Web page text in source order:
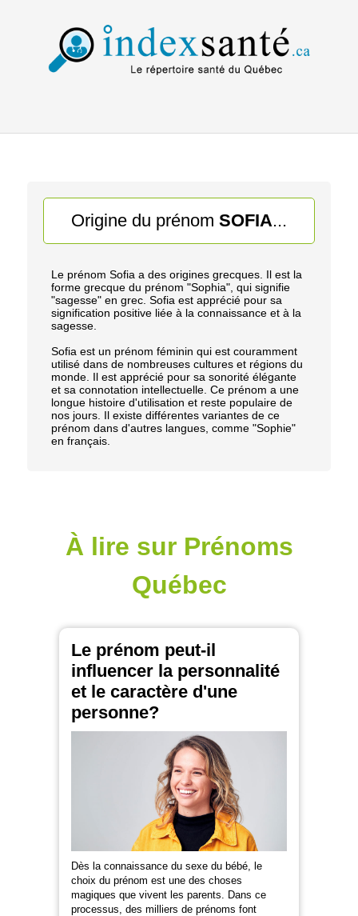
Origine du prénom SOFIA...
Le prénom Sofia a des origines grecques. Il est la
forme grecque du prénom "Sophia", qui signifie
"sagesse" en grec. Sofia est apprécié pour sa
signification positive liée à la connaissance et à la
sagesse.
Sofia est un prénom féminin qui est couramment
utilisé dans de nombreuses cultures et régions du
monde. Il est apprécié pour sa sonorité élégante
et sa connotation intellectuelle. Ce prénom a une
longue histoire d'utilisation et reste populaire de
nos jours. Il existe différentes variantes de ce
prénom dans d'autres langues, comme "Sophie"
en français.
À lire sur Prénoms
Québec
Le prénom peut-il
influencer la personnalité
et le caractère d'une
personne?
Dès la connaissance du sexe du bébé, le
choix du prénom est une des choses
magiques que vivent les parents. Dans ce
processus, des milliers de prénoms font